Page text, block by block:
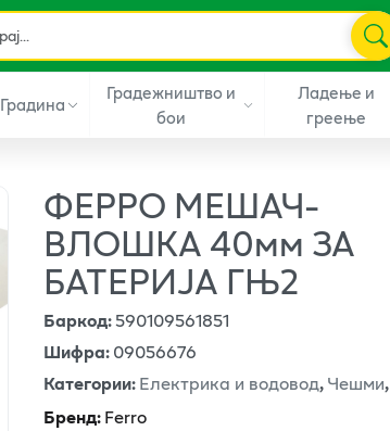
Градина
Градежништво и
бои
Ладење и
греење
ФЕРРО МЕШАЧ-
ВЛОШКА 40мм ЗА
БАТЕРИЈА ГЊ2
Баркод:590109561851
Шифра:09056676
Категории:Електрика и водовод,Чешми,
Бренд:Ferro